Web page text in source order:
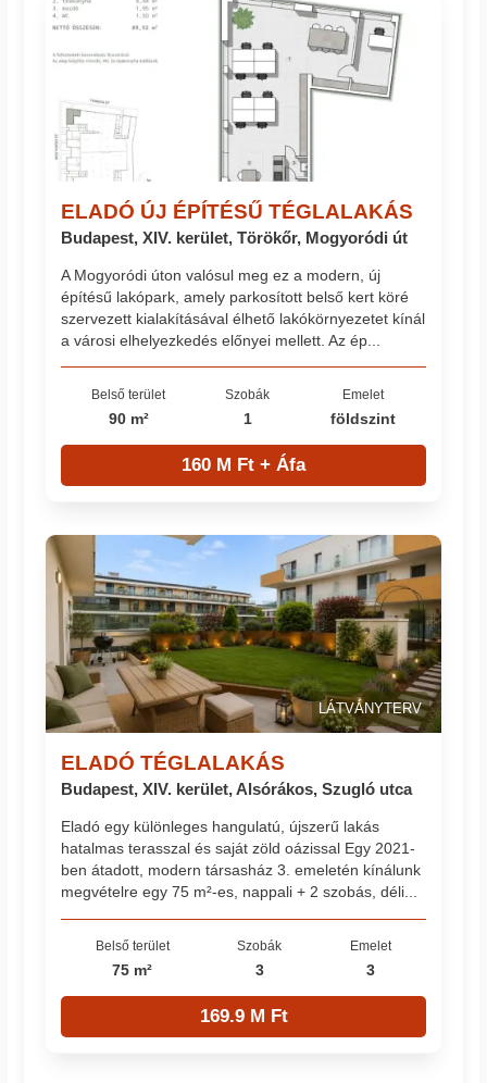
ELADÓ ÚJ ÉPÍTÉSŰ TÉGLALAKÁS
Budapest, XIV. kerület, Törökőr, Mogyoródi út
A Mogyoródi úton valósul meg ez a modern, új
építésű lakópark, amely parkosított belső kert köré
szervezett kialakításával élhető lakókörnyezetet kínál
a városi elhelyezkedés előnyei mellett. Az ép...
Belső terület
90 m²
Szobák
1
Emelet
földszint
160 M Ft + Áfa
LÁTVÁNYTERV
ELADÓ TÉGLALAKÁS
Budapest, XIV. kerület, Alsórákos, Szugló utca
Eladó egy különleges hangulatú, újszerű lakás
hatalmas terasszal és saját zöld oázissal Egy 2021-
ben átadott, modern társasház 3. emeletén kínálunk
megvételre egy 75 m²-es, nappali + 2 szobás, déli...
Belső terület
75 m²
Szobák
3
Emelet
3
169.9 M Ft